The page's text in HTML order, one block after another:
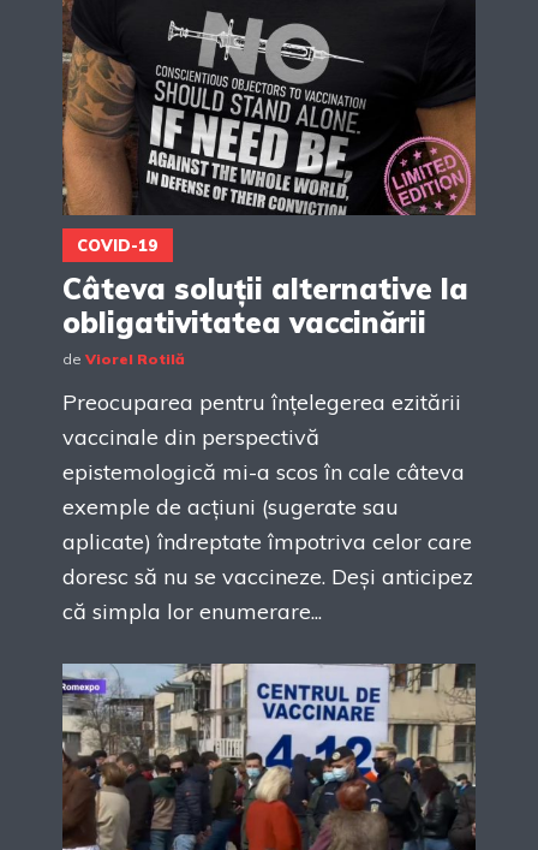
COVID-19
Câteva soluții alternative la
obligativitatea vaccinării
de Viorel Rotilă
Preocuparea pentru înțelegerea ezitării
vaccinale din perspectivă
epistemologică mi-a scos în cale câteva
exemple de acțiuni (sugerate sau
aplicate) îndreptate împotriva celor care
doresc să nu se vaccineze. Deși anticipez
că simpla lor enumerare...